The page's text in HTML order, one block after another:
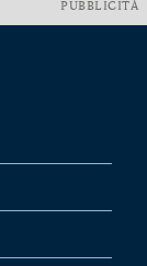
PUBBLICITÀ